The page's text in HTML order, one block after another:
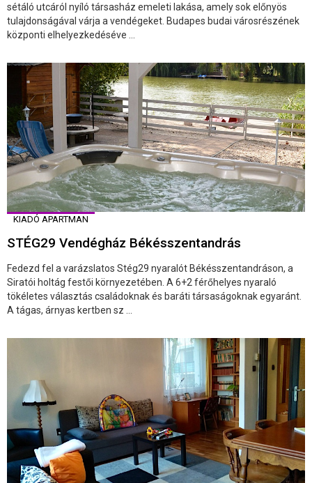
sétáló utcáról nyíló társasház emeleti lakása, amely sok előnyös
tulajdonságával várja a vendégeket. Budapes budai városrészének
központi elhelyezkedéséve ...
KIADÓ APARTMAN
STÉG29 Vendégház Békésszentandrás
Fedezd fel a varázslatos Stég29 nyaralót Békésszentandráson, a
Siratói holtág festői környezetében. A 6+2 férőhelyes nyaraló
tökéletes választás családoknak és baráti társaságoknak egyaránt.
A tágas, árnyas kertben sz ...